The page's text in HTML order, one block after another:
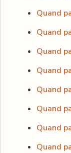
Quand
Quand
Quand
Quand
Quand
Quand
Quand
Quand